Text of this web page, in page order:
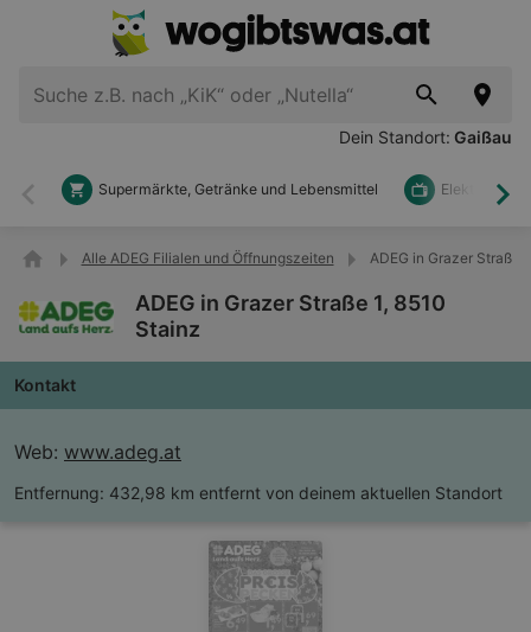
Dein Standort: Gaißau
Zurück
Supermärkte, Getränke und Lebensmittel Elektronik
Alle ADEG Filialen und Öffnungszeiten ADEG in Grazer Straße
ADEG in Grazer Straße 1, 8510
Stainz
Kontakt
Web: www.adeg.at
Entfernung: 432,98 km entfernt von deinem aktuellen Standort